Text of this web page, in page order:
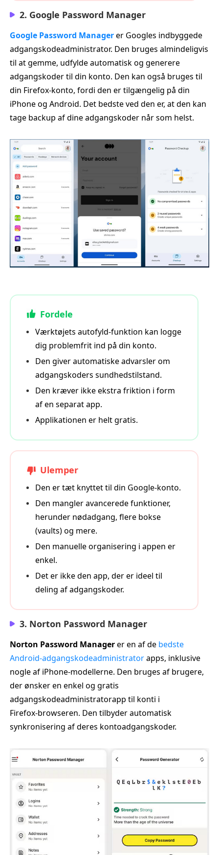
2. Google Password Manager
Google Password Managerer Googles indbyggede
adgangskodeadministrator. Den bruges almindeligvis
til at gemme, udfylde automatisk og generere
adgangskoder til din konto. Den kan også bruges til
din Firefox‑konto, fordi den er tilgængelig på din
iPhone og Android. Det bedste ved den er, at den kan
tage backup af dine adgangskoder når som helst.
Fordele
Værktøjets autofyld‑funktion kan logge
dig problemfrit ind på din konto.
Den giver automatiske advarsler om
adgangskoders sundhedstilstand.
Den kræver ikke ekstra friktion i form
af en separat app.
Applikationen er helt gratis.
Ulemper
Den er tæt knyttet til din Google‑konto.
Den mangler avancerede funktioner,
herunder nødadgang, flere bokse
(vaults) og mere.
Den manuelle organisering i appen er
enkel.
Det er ikke den app, der er ideel til
deling af adgangskoder.
3. Norton Password Manager
Norton Password Managerer en af de bedste
Android‑adgangskodeadministratorapps, inklusive
nogle af iPhone‑modellerne. Den bruges af brugere,
der ønsker en enkel og gratis
adgangskodeadministratorapp til konti i
Firefox‑browseren. Den tilbyder automatisk
synkronisering af deres kontoadgangskoder.